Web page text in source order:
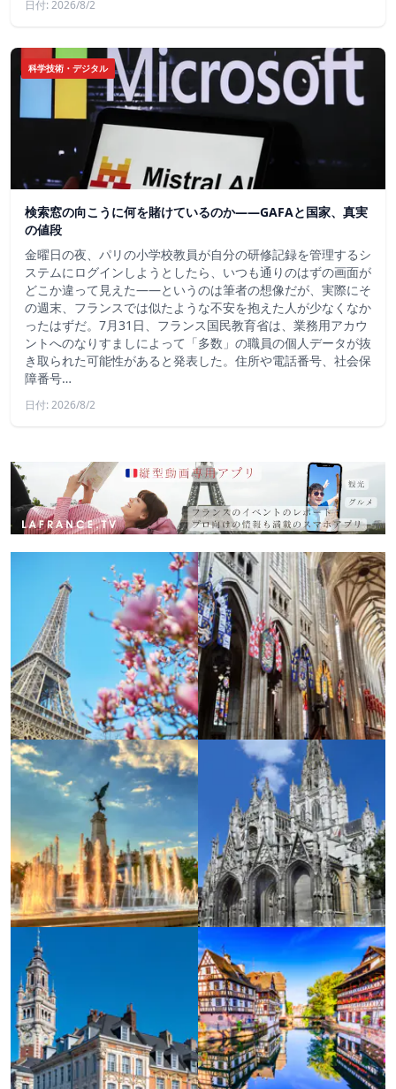
日付: 2026/8/2
科学技術・デジタル
検索窓の向こうに何を賭けているのか——GAFAと国家、真実
の値段
金曜日の夜、パリの小学校教員が自分の研修記録を管理するシ
ステムにログインしようとしたら、いつも通りのはずの画面が
どこか違って見えた——というのは筆者の想像だが、実際にそ
の週末、フランスでは似たような不安を抱えた人が少なくなか
ったはずだ。7月31日、フランス国民教育省は、業務用アカウ
ントへのなりすましによって「多数」の職員の個人データが抜
き取られた可能性があると発表した。住所や電話番号、社会保
障番号…
日付: 2026/8/2